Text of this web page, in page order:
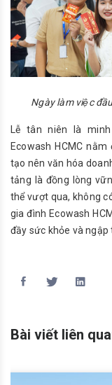
Ngày làm việc
Lễ tân niên là
Ecowash HCMC
tạo nên văn hóa
tảng là đồng lòng
thể vượt qua, không
gia đình Ecowash
đầy sức khỏe và ngập
Bài viết liên